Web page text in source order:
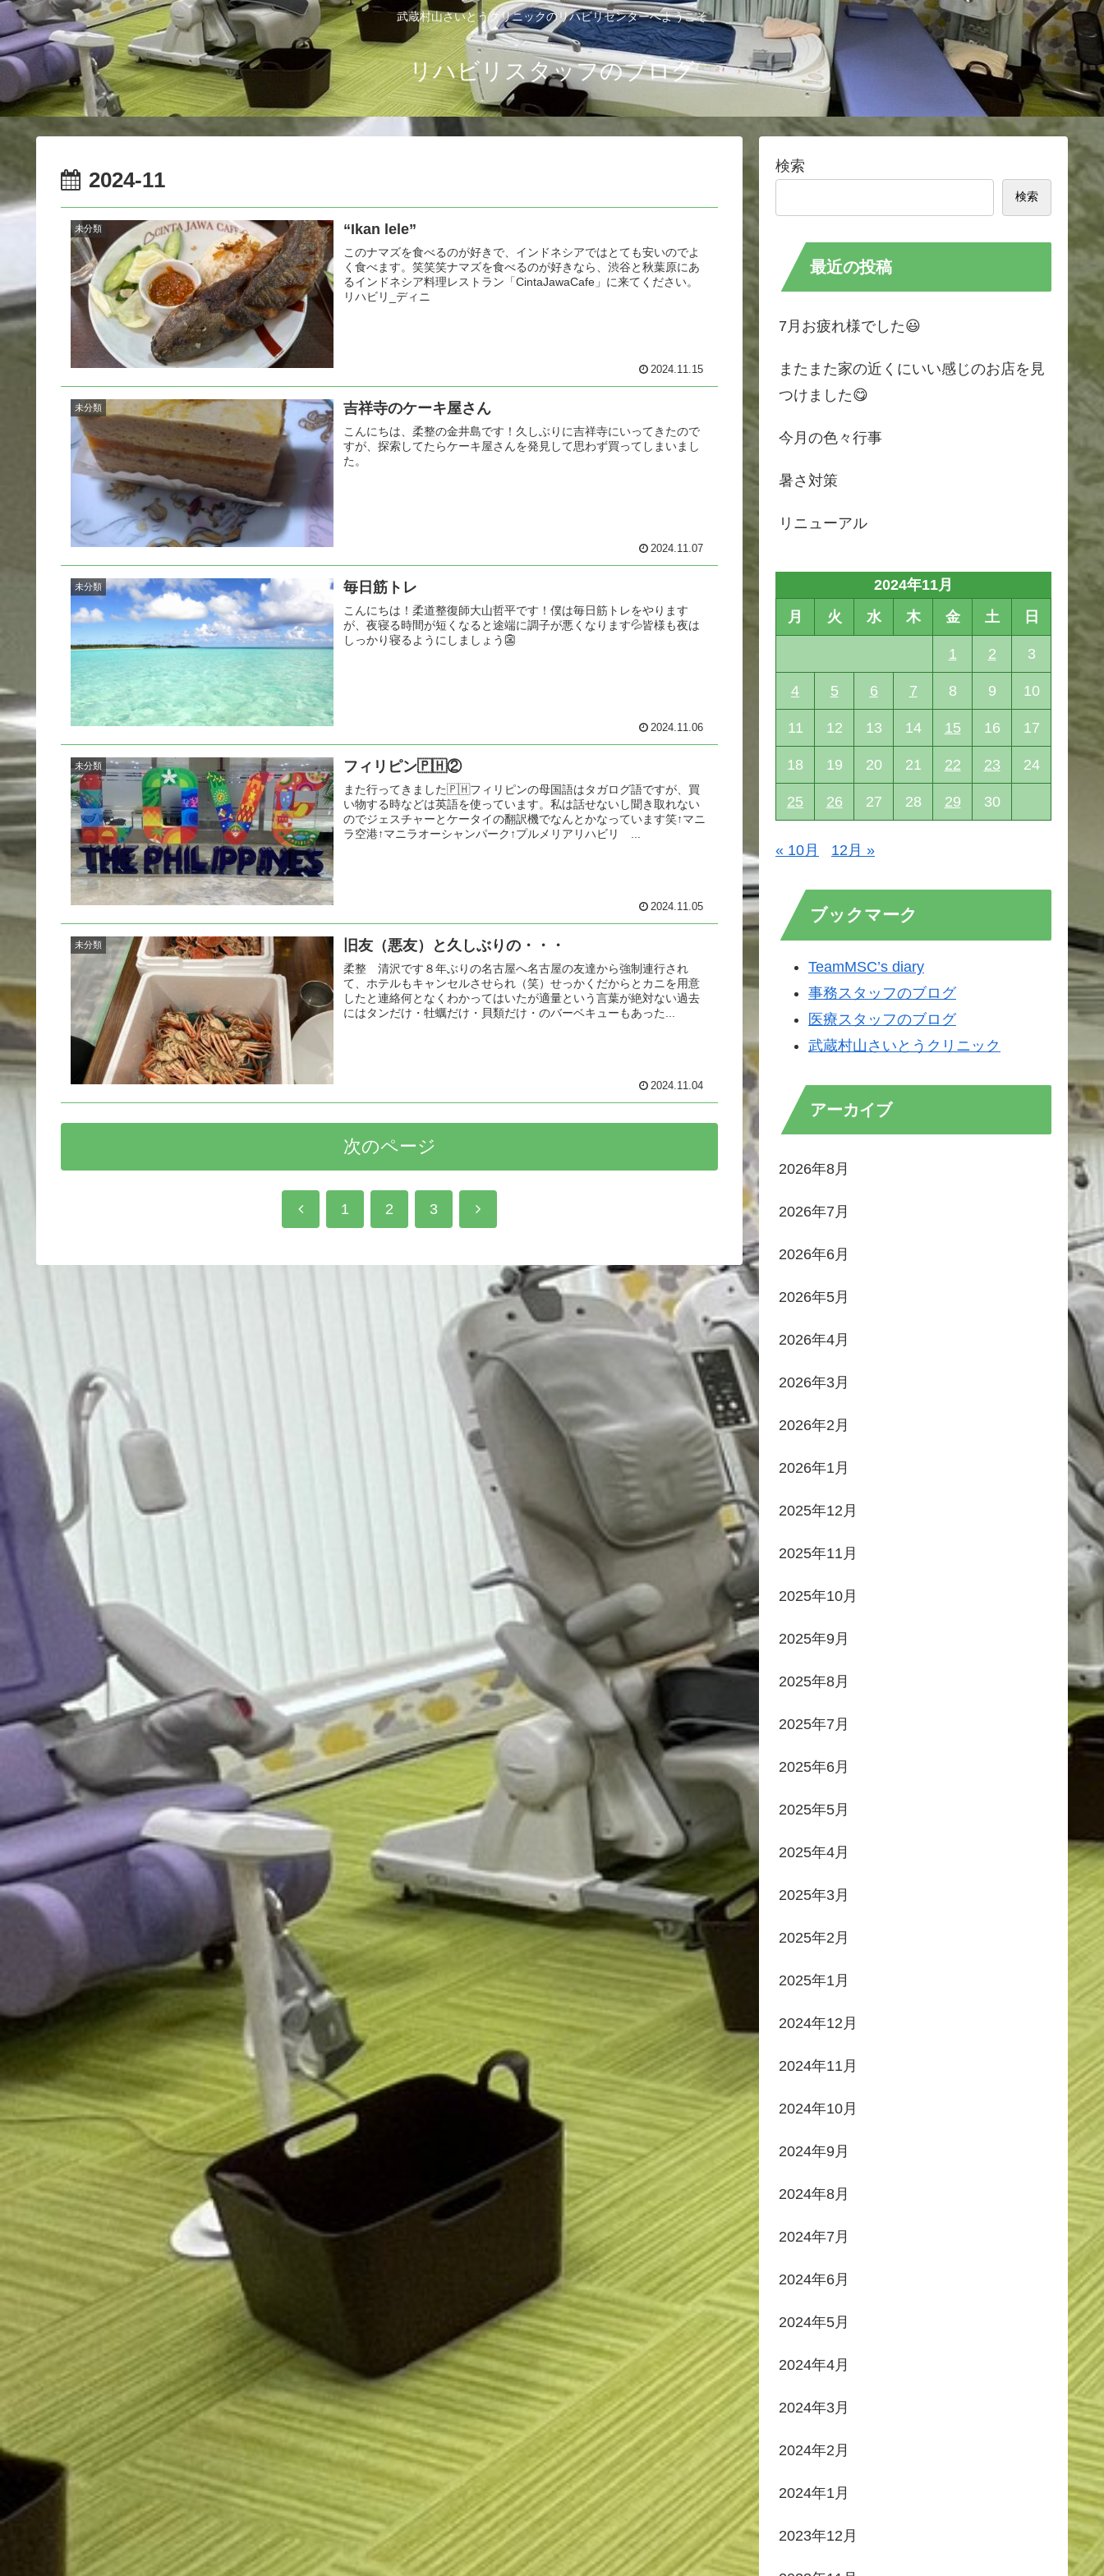
武蔵村山さいとうクリニックのリハビリセンターへようこそ
リハビリスタッフのブログ
2024-11
未分類 “Ikan lele”
このナマズを食べるのが好きで、インドネシアではとても安いのでよ
く食べます。笑笑笑ナマズを食べるのが好きなら、渋谷と秋葉原にあ
るインドネシア料理レストラン「CintaJawaCafe」に来てください。
リハビリ_ディニ
2024.11.15
未分類 吉祥寺のケーキ屋さん
こんにちは、柔整の金井島です！久しぶりに吉祥寺にいってきたので
すが、探索してたらケーキ屋さんを発見して思わず買ってしまいまし
た。
2024.11.07
未分類 毎日筋トレ
こんにちは！柔道整復師大山哲平です！僕は毎日筋トレをやります
が、夜寝る時間が短くなると途端に調子が悪くなります💦皆様も夜は
しっかり寝るようにしましょう👺
2024.11.06
未分類 フィリピン🇵🇭②
また行ってきました🇵🇭フィリピンの母国語はタガログ語ですが、買
い物する時などは英語を使っています。私は話せないし聞き取れない
のでジェスチャーとケータイの翻訳機でなんとかなっています笑↑マニ
ラ空港↑マニラオーシャンパーク↑プルメリアリハビリ ...
2024.11.05
未分類 旧友（悪友）と久しぶりの・・・
柔整 清沢です８年ぶりの名古屋へ名古屋の友達から強制連行され
て、ホテルもキャンセルさせられ（笑）せっかくだからとカニを用意
したと連絡何となくわかってはいたが適量という言葉が絶対ない過去
にはタンだけ・牡蠣だけ・貝類だけ・のバーベキューもあった...
2024.11.04
次のページ
前 1 2 3 次
検索
検索
最近の投稿
7月お疲れ様でした😃
またまた家の近くにいい感じのお店を見
つけました😋
今月の色々行事
暑さ対策
リニューアル
2024年11月
月
火 水 木 金 土 日
1 2 3
4 5 6 7 8 9 10
11 12 13 14 15 16 17
18 19 20 21 22 23 24
25 26 27 28 29 30
« 10月 12月 »
ブックマーク
TeamMSC’s diary
事務スタッフのブログ
医療スタッフのブログ
武蔵村山さいとうクリニック
アーカイブ
2026年8月
2026年7月
2026年6月
2026年5月
2026年4月
2026年3月
2026年2月
2026年1月
2025年12月
2025年11月
2025年10月
2025年9月
2025年8月
2025年7月
2025年6月
2025年5月
2025年4月
2025年3月
2025年2月
2025年1月
2024年12月
2024年11月
2024年10月
2024年9月
2024年8月
2024年7月
2024年6月
2024年5月
2024年4月
2024年3月
2024年2月
2024年1月
2023年12月